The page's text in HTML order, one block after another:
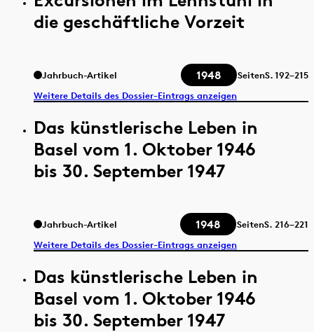
die geschäftliche Vorzeit
Jahrbuch-Artikel 1948 SeitenS.192–215
Weitere Details des Dossier-Eintrags anzeigen
Das künstlerische Leben in
Basel vom 1. Oktober 1946
bis 30. September 1947
Jahrbuch-Artikel 1948 SeitenS. 216–221
Weitere Details des Dossier-Eintrags anzeigen
Das künstlerische Leben in
Basel vom 1. Oktober 1946
bis 30. September 1947